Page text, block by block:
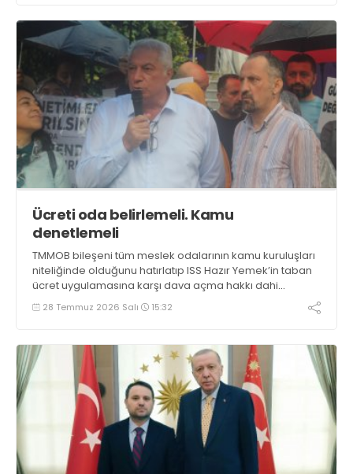
Ücreti oda belirlemeli. Kamu
denetlemeli
TMMOB bileşeni tüm meslek odalarının kamu kuruluşları
niteliğinde olduğunu hatırlatıp ISS Hazır Yemek’in taban
ücret uygulamasına karşı dava açma hakkı dahi
olmadığını söyleyen ZMO Genel Başkanı Hasan Murat
Kapıkıran, “Taban ücreti odalar belirlemeli, kamu idaresi
28 Temmuz 2026 Salı 15:32